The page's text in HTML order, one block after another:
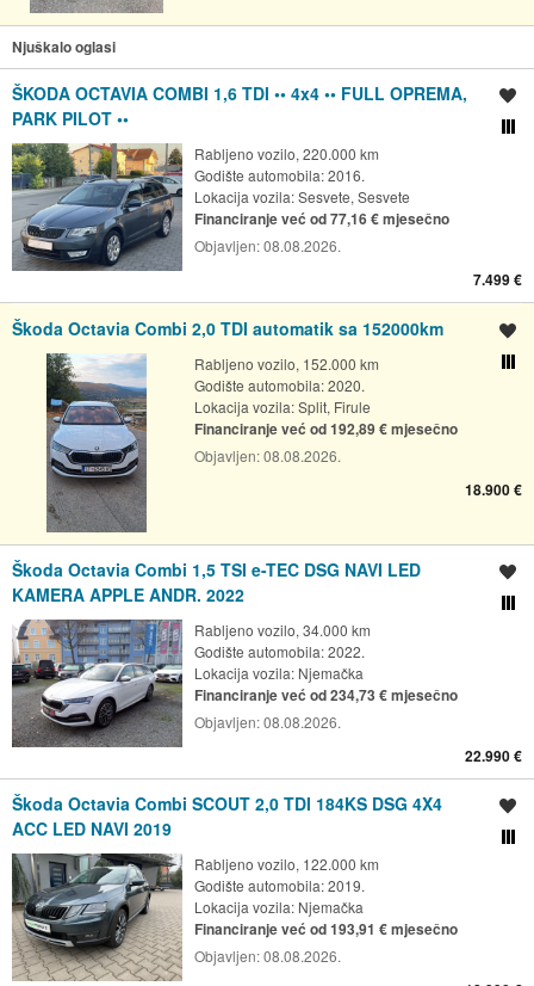
Njuškalo oglasi
ŠKODA OCTAVIA COMBI 1,6 TDI •• 4x4 •• FULL OPREMA,
PARK PILOT ••
Rabljeno vozilo, 220.000 km
Godište automobila: 2016.
Lokacija vozila:Sesvete, Sesvete
Financiranje već od 77,16 € mjesečno
Objavljen:08.08.2026.
7.499 €
Škoda Octavia Combi 2,0 TDI automatik sa 152000km
Rabljeno vozilo, 152.000 km
Godište automobila: 2020.
Lokacija vozila:Split, Firule
Financiranje već od 192,89 € mjesečno
Objavljen:08.08.2026.
18.900 €
Škoda Octavia Combi 1,5 TSI e-TEC DSG NAVI LED
KAMERA APPLE ANDR. 2022
Rabljeno vozilo, 34.000 km
Godište automobila: 2022.
Lokacija vozila: Njemačka
Financiranje već od 234,73 € mjesečno
Objavljen:08.08.2026.
22.990 €
Škoda Octavia Combi SCOUT 2,0 TDI 184KS DSG 4X4
ACC LED NAVI 2019
Rabljeno vozilo, 122.000 km
Godište automobila: 2019.
Lokacija vozila: Njemačka
Financiranje već od 193,91 € mjesečno
Objavljen:08.08.2026.